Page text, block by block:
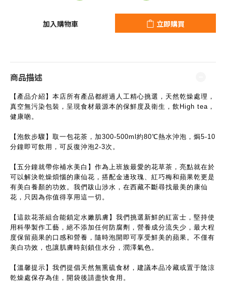
加入購物車 立即購買
商品描述
【產品介紹】本店所有產品都經過人工精心挑選，天然乾燥處理，
真空無污染包裝，呈現食材最源本的保鮮度及衛生，飲High tea，
健康啲。
【泡飲步驟】取一包花茶，加300-500ml約80℃熱水沖泡，焗5-10
分鐘即可飲用，可反復沖泡2-3次。
【五分鐘就帶你補水美白】作為上班族最愛的花草茶，亮點就在於
可以解決乾燥煩惱的康仙花，搭配金邊玫瑰、紅巧梅和蘋果乾更是
有美白養顏的功效。我們跋山涉水，在西藏不斷尋找最美的康仙
花，只因為你值得享用這一切。
【這款花茶組合能鎖定水嫩肌膚】我們挑選新鮮的紅富士，堅持使
用科學製作工藝，絕不添加任何防腐劑，營養成分流失少，最大程
度保留蘋果的口感和營養，隨時泡開即可享受鮮美的蘋果。不僅有
美白功效，也讓肌膚時刻鎖住水分，潤澤氣色。
【溫馨提示】我們提倡天然無熏硫食材，建議本品冷藏或置于陰涼
乾燥處保存為佳，開袋後請盡快食用。